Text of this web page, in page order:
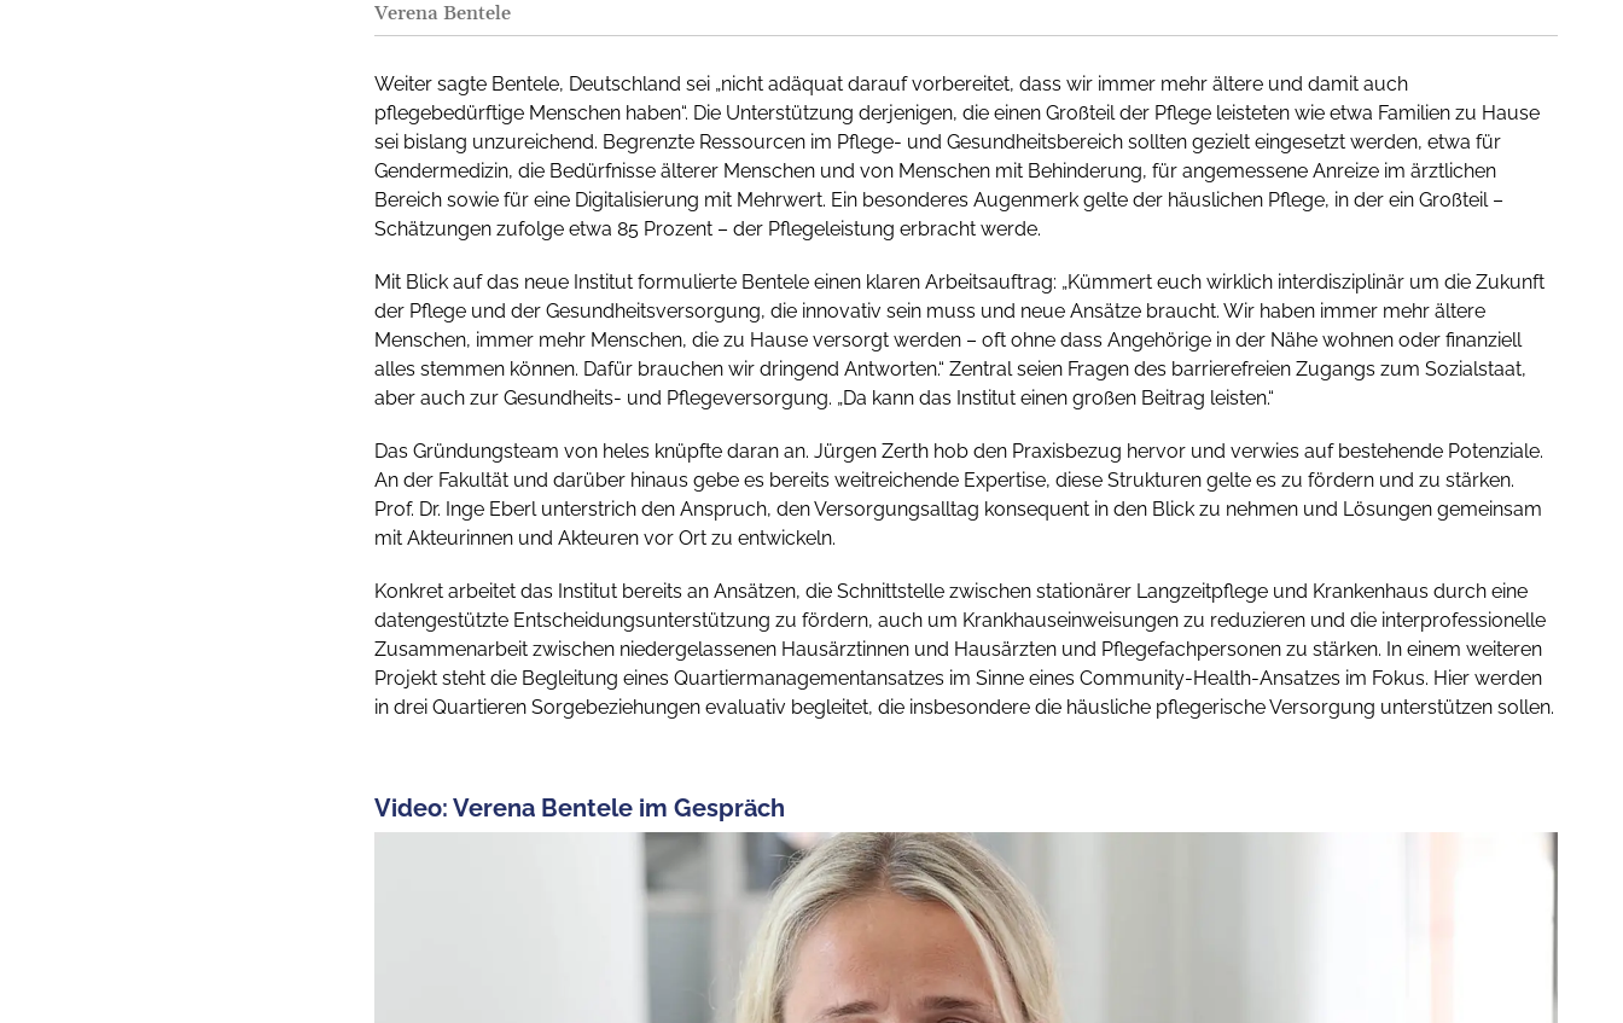
Verena Bentele
Weiter sagte Bentele, Deutschland sei „nicht adäquat darauf vorbereitet, dass wir immer mehr ältere und damit auch
pflegebedürftige Menschen haben“. Die Unterstützung derjenigen, die einen Großteil der Pflege leisteten wie etwa Familien zu Hause
sei bislang unzureichend. Begrenzte Ressourcen im Pflege- und Gesundheitsbereich sollten gezielt eingesetzt werden, etwa für
Gendermedizin, die Bedürfnisse älterer Menschen und von Menschen mit Behinderung, für angemessene Anreize im ärztlichen
Bereich sowie für eine Digitalisierung mit Mehrwert. Ein besonderes Augenmerk gelte der häuslichen Pflege, in der ein Großteil –
Schätzungen zufolge etwa 85 Prozent – der Pflegeleistung erbracht werde.
Mit Blick auf das neue Institut formulierte Bentele einen klaren Arbeitsauftrag: „Kümmert euch wirklich interdisziplinär um die Zukunft
der Pflege und der Gesundheitsversorgung, die innovativ sein muss und neue Ansätze braucht. Wir haben immer mehr ältere
Menschen, immer mehr Menschen, die zu Hause versorgt werden – oft ohne dass Angehörige in der Nähe wohnen oder finanziell
alles stemmen können. Dafür brauchen wir dringend Antworten.“ Zentral seien Fragen des barrierefreien Zugangs zum Sozialstaat,
aber auch zur Gesundheits- und Pflegeversorgung. „Da kann das Institut einen großen Beitrag leisten.“
Das Gründungsteam von heles knüpfte daran an. Jürgen Zerth hob den Praxisbezug hervor und verwies auf bestehende Potenziale.
An der Fakultät und darüber hinaus gebe es bereits weitreichende Expertise, diese Strukturen gelte es zu fördern und zu stärken.
Prof. Dr. Inge Eberl unterstrich den Anspruch, den Versorgungsalltag konsequent in den Blick zu nehmen und Lösungen gemeinsam
mit Akteurinnen und Akteuren vor Ort zu entwickeln.
Konkret arbeitet das Institut bereits an Ansätzen, die Schnittstelle zwischen stationärer Langzeitpflege und Krankenhaus durch eine
datengestützte Entscheidungsunterstützung zu fördern, auch um Krankhauseinweisungen zu reduzieren und die interprofessionelle
Zusammenarbeit zwischen niedergelassenen Hausärztinnen und Hausärzten und Pflegefachpersonen zu stärken. In einem weiteren
Projekt steht die Begleitung eines Quartiermanagementansatzes im Sinne eines Community-Health-Ansatzes im Fokus. Hier werden
in drei Quartieren Sorgebeziehungen evaluativ begleitet, die insbesondere die häusliche pflegerische Versorgung unterstützen sollen.
Video: Verena Bentele im Gespräch